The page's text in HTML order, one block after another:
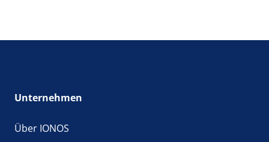
Unternehmen
Über IONOS